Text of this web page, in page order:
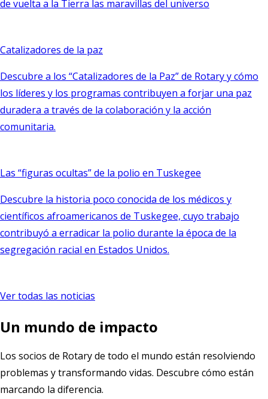
de vuelta a la Tierra las maravillas del universo
Catalizadores de la paz
Descubre a los “Catalizadores de la Paz” de Rotary y cómo
los líderes y los programas contribuyen a forjar una paz
duradera a través de la colaboración y la acción
comunitaria.
Las “figuras ocultas” de la polio en Tuskegee
Descubre la historia poco conocida de los médicos y
científicos afroamericanos de Tuskegee, cuyo trabajo
contribuyó a erradicar la polio durante la época de la
segregación racial en Estados Unidos.
Ver todas las noticias
Un mundo de impacto
Los socios de Rotary de todo el mundo están resolviendo
problemas y transformando vidas. Descubre cómo están
marcando la diferencia.